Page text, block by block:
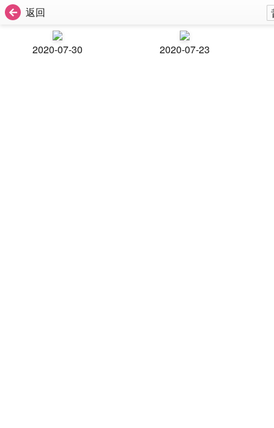
返回
2020-07-30 2020-07-23